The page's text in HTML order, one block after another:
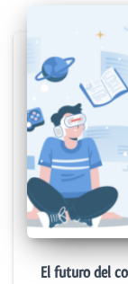
El futuro del